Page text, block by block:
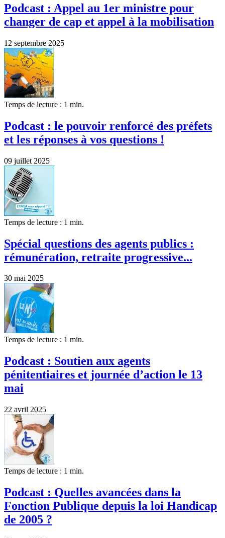
Podcast : Appel au 1er ministre pour
changer de cap et appel à la mobilisation
12 septembre 2025
Temps de lecture : 1 min.
Podcast : le pouvoir renforcé des préfets
et les réponses à vos questions !
09 juillet 2025
Temps de lecture : 1 min.
Spécial questions des agents publics :
rémunération, retraite progressive...
30 mai 2025
Temps de lecture : 1 min.
Podcast : Soutien aux agents
pénitentiaires et journée d’action le 13
mai
22 avril 2025
Temps de lecture : 1 min.
Podcast : Quelles avancées dans la
Fonction Publique depuis la loi Handicap
de 2005 ?